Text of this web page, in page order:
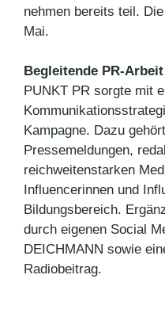
nehmen bereits teil.
Mai.
Begleitende PR-Arbeit
PUNKT PR sorgte mit
Kampagne. Dazu
Pressemeldungen,
reichweitenstarken
Influencerinnen und
Bildungsbereich.
durch eigenen Social
DEICHMANN sowie
Radiobeitrag.